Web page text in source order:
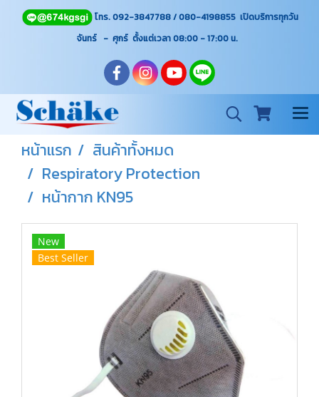
โทร. 092-3847788 / 080-4198855 เปิดบริการทุกวัน
จันทร์ - ศุกร์ ตั้งแต่เวลา 08:00 - 17:00น.
หน้าแรก
สินค้าทั้งหมด
Respiratory Protection
หน้ากาก KN95
New
Best Seller